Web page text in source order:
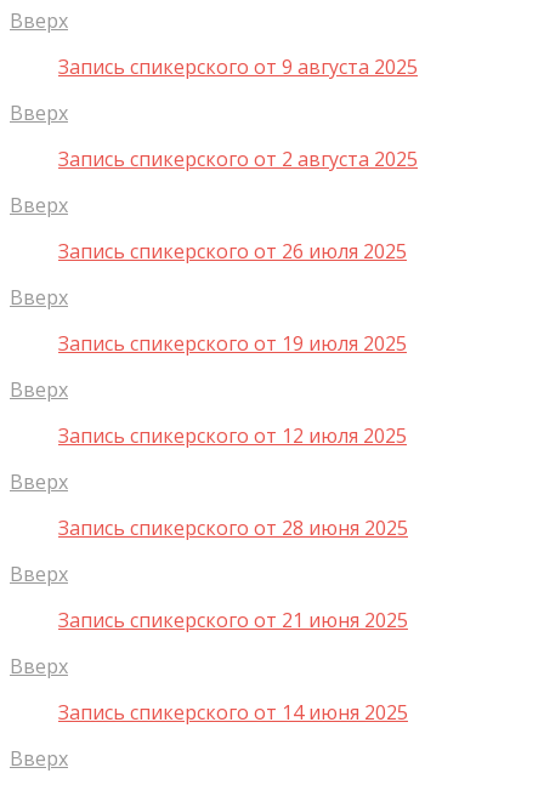
Вверх
Запись спикерского от 9 августа 2025
Вверх
Запись спикерского от 2 августа 2025
Вверх
Запись спикерского от 26 июля 2025
Вверх
Запись спикерского от 19 июля 2025
Вверх
Запись спикерского от 12 июля 2025
Вверх
Запись спикерского от 28 июня 2025
Вверх
Запись спикерского от 21 июня 2025
Вверх
Запись спикерского от 14 июня 2025
Вверх